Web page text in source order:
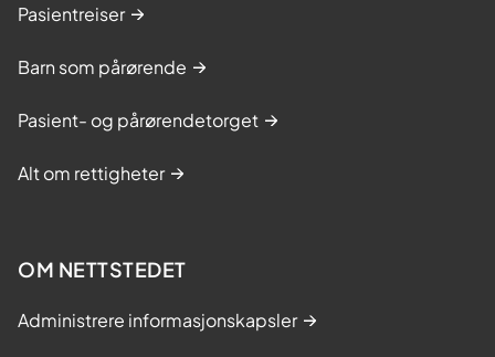
Pasientreiser
Barn som pårørende
Pasient- og pårørendetorget
Alt om rettigheter
OM NETTSTEDET
Administrere informasjonskapsler